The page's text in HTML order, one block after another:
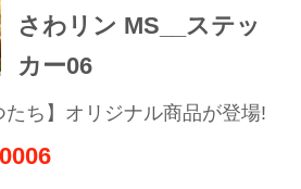
さわリン MS__ステッ
カー06
たち】オリジナル商品が登場!